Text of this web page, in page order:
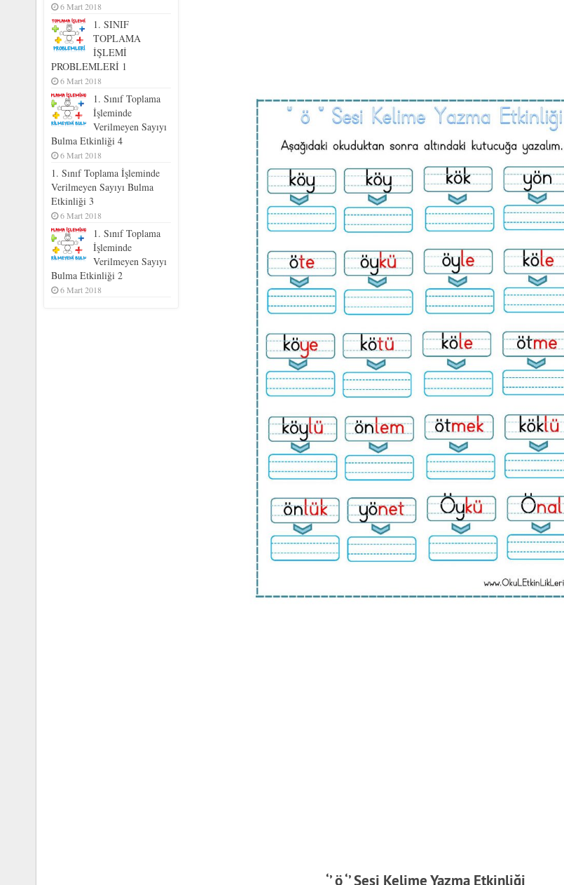
‘’ ö ‘’ Sesi Kelime Yazma Etkinliği
6 Mart 2018
1. SINIF
TOPLAMA
İŞLEMİ
PROBLEMLERİ 1
6 Mart 2018
1. Sınıf Toplama
İşleminde
Verilmeyen Sayıyı
Bulma Etkinliği 4
6 Mart 2018
1. Sınıf Toplama İşleminde
Verilmeyen Sayıyı Bulma
Etkinliği 3
6 Mart 2018
1. Sınıf Toplama
İşleminde
Verilmeyen Sayıyı
Bulma Etkinliği 2
6 Mart 2018